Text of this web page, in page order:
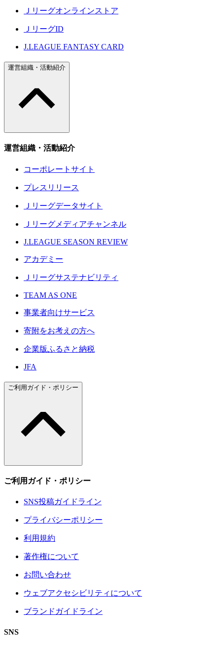
Ｊリーグオンラインストア
ＪリーグID
J.LEAGUE FANTASY CARD
運営組織・活動紹介
運営組織・活動紹介
コーポレートサイト
プレスリリース
Ｊリーグデータサイト
Ｊリーグメディアチャンネル
J.LEAGUE SEASON REVIEW
アカデミー
Ｊリーグサステナビリティ
TEAM AS ONE
事業者向けサービス
寄附をお考えの方へ
企業版ふるさと納税
JFA
ご利用ガイド・ポリシー
ご利用ガイド・ポリシー
SNS投稿ガイドライン
プライバシーポリシー
利用規約
著作権について
お問い合わせ
ウェブアクセシビリティについて
ブランドガイドライン
SNS